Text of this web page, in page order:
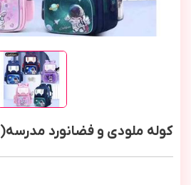
کوله ملودی و فضانورد مدرسه(7717)